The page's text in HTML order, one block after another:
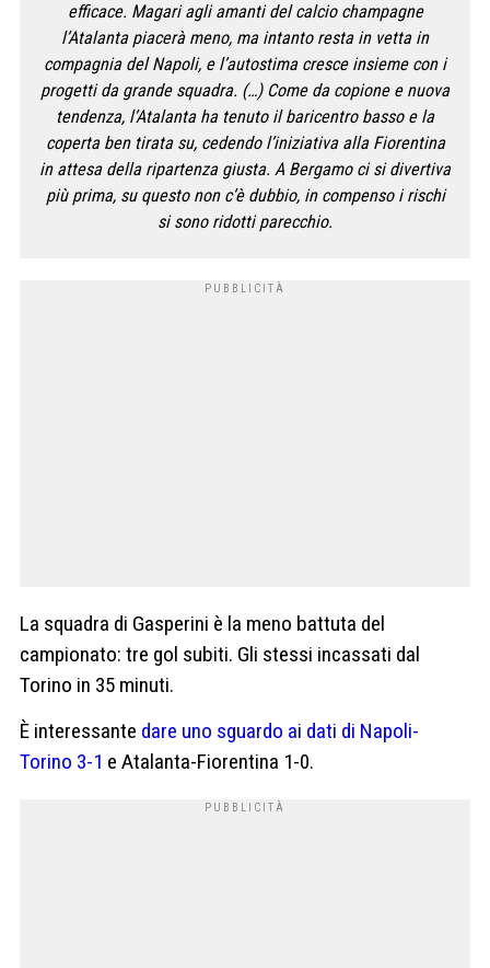
efficace. Magari agli amanti del calcio champagne
l’Atalanta piacerà meno, ma intanto resta in vetta in
compagnia del Napoli, e l’autostima cresce insieme con i
progetti da grande squadra. (…) Come da copione e nuova
tendenza, l’Atalanta ha tenuto il baricentro basso e la
coperta ben tirata su, cedendo l’iniziativa alla Fiorentina
in attesa della ripartenza giusta. A Bergamo ci si divertiva
più prima, su questo non c’è dubbio, in compenso i rischi
si sono ridotti parecchio.
La squadra di Gasperini è la meno battuta del
campionato: tre gol subiti. Gli stessi incassati dal
Torino in 35 minuti.
È interessante dare uno sguardo ai dati di Napoli-
Torino 3-1 e Atalanta-Fiorentina 1-0.